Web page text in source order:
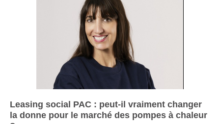
Leasing social PAC : peut-il vraiment changer